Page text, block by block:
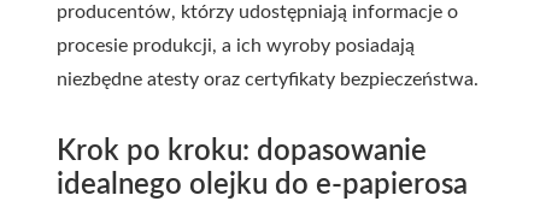
producentów, którzy udostępniają informacje o
procesie produkcji, a ich wyroby posiadają
niezbędne atesty oraz certyfikaty bezpieczeństwa.
Krok po kroku: dopasowanie
idealnego olejku do e-papierosa